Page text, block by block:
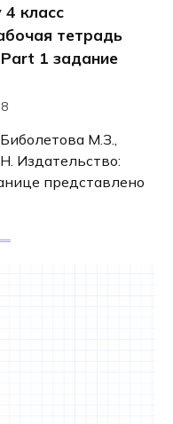
класс
тетрадь
1 задание
8
М.З.,
Издательство:
представлено